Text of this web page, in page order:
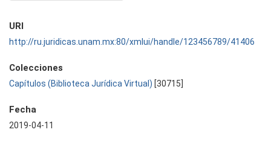
URI
http://ru.juridicas.unam.mx:80/xmlui/handle/123456789/41406
Colecciones
Capítulos (Biblioteca Jurídica Virtual) [30715]
Fecha
2019-04-11